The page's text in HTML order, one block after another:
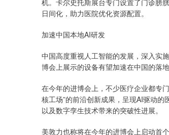
机。卡尔史托斯展台专门设置了门诊膀
日间化，助力医院优化资源配置。
加速中国本地AI研发
中国高度重视人工智能的发展，深入实
博会上展示的设备有望加速在中国的落地
在今年的进博会上，不少医疗企业都专
核工场”的前沿创新成果，呈现AI驱动
以及数字孪生技术带来的突破性进展。
美敦力也称将在今年的进博会上启动首